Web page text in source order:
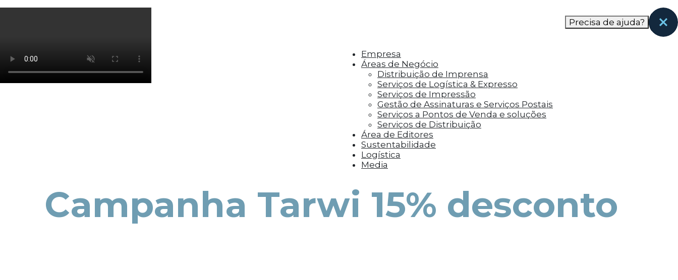
Os cookies de marketing são usados para entregar aos visitantes anúncios personalizados com base nas páginas que eles visitaram antes e analisar a
Precisa de ajuda?
Empresa
Áreas de Negócio
Distribuição de Imprensa
Serviços de Logística & Expresso
Serviços de Impressão
Gestão de Assinaturas e Serviços Postais
Serviços a Pontos de Venda e soluções
Serviços de Distribuição
Área de Editores
Sustentabilidade
Logística
Media
Campanha Tarwi 15% desconto